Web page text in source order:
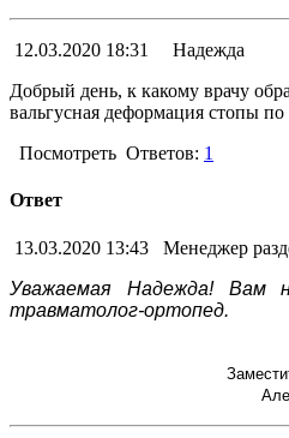
12.03.2020 18:31
Надежда
Добрый день, к какому врачу
вальгусная деформация стопы
Посмотреть Ответов: 1
Ответ
13.03.2020 13:43
Менеджер
Уважаемая Надежда! Вам
травматолог-ортопед.